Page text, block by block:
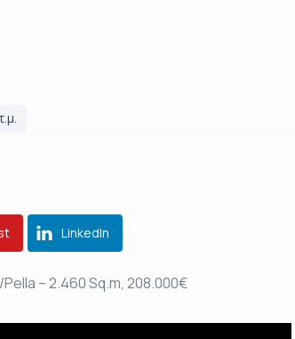
LinkedIn
– 2.460 Sq.m, 208.000€